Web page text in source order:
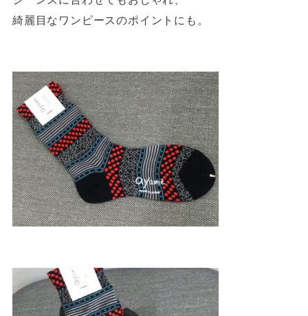
綺麗目なワンピースのポイントにも。